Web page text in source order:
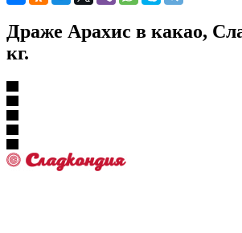
Драже Арахис в какао,
кг.